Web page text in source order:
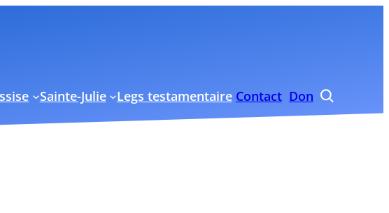
Sainte-Julie Legs testamentaire Contact Don 